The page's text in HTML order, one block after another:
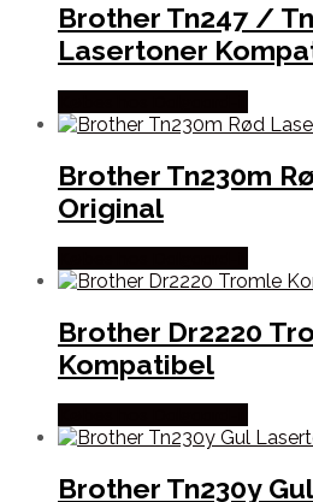
Brother Tn247 /
Lasertoner
Brother Tn230m
Original
Brother Dr2220
Kompatibel
Brother Tn230y